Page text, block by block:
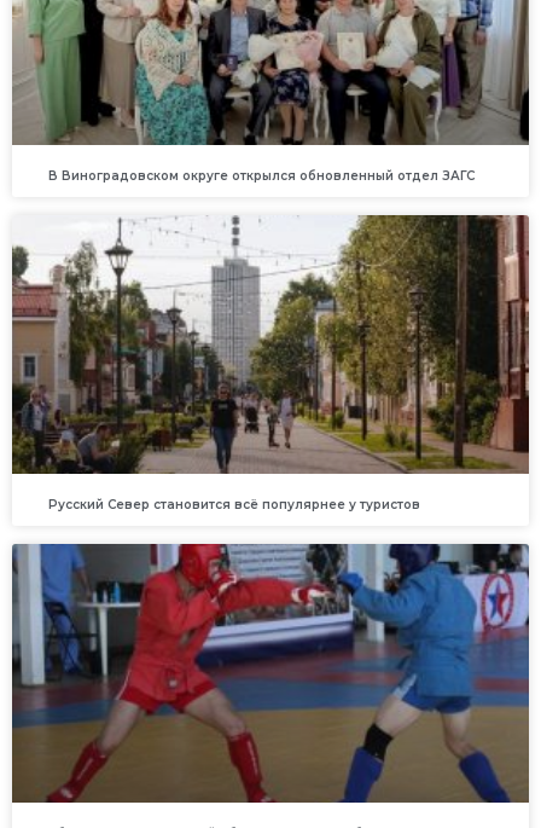
В Виноградовском округе открылся обновленный отдел ЗАГС
Русский Север становится всё популярнее у туристов